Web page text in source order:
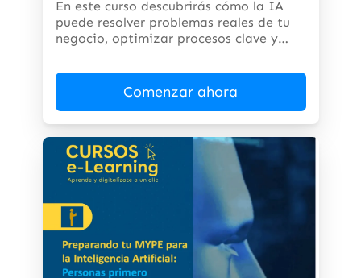
En este curso descubrirás cómo la IA
puede resolver problemas reales de tu
negocio, optimizar procesos clave y
Comenzar ahora